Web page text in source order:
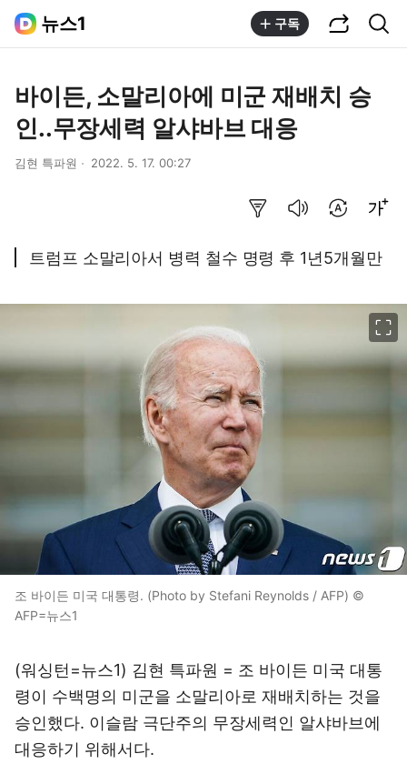
뉴스1 구독
바이든, 소말리아에 미군 재배치 승
인..무장세력 알샤바브 대응
김현 특파원 2022. 5. 17. 00:27
트럼프 소말리아서 병력 철수 명령 후 1년5개월만
조 바이든 미국 대통령. (Photo by Stefani Reynolds / AFP) ©
AFP=뉴스1
(워싱턴=뉴스1) 김현 특파원 = 조 바이든 미국 대통
령이 수백명의 미군을 소말리아로 재배치하는 것을
승인했다. 이슬람 극단주의 무장세력인 알샤바브에
대응하기 위해서다.